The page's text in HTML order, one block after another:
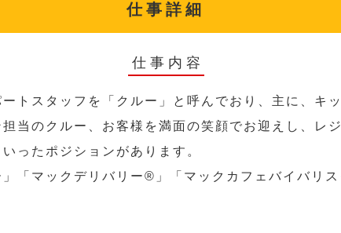
仕事詳細
仕事内容
トスタッフを「クルー」と呼んでおり、主に、キ
当のクルー、お客様を満面の笑顔でお迎えし、レ
ったポジションがあります。
「マックデリバリー®︎」「マックカフェバイバリ